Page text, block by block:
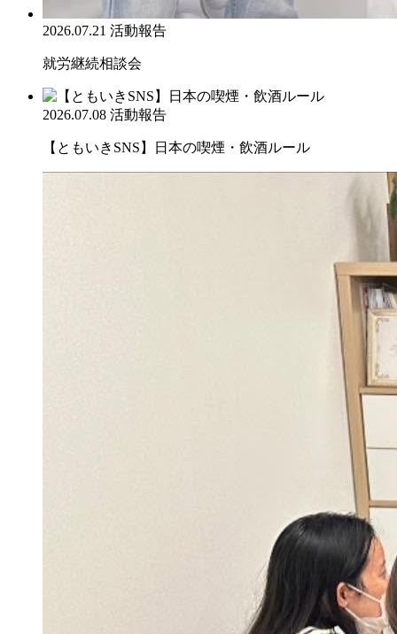
2026.07.21 活動報告
就労継続相談会
2026.07.08 活動報告
【ともいきSNS】日本の喫煙・飲酒ルール